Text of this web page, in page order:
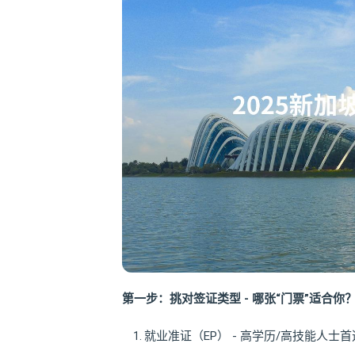
第一步：挑对签证类型 - 哪张“门票”适合你
就业准证（EP） - 高学历/高技能人士首